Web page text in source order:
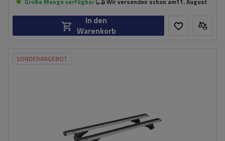
In den
Warenkorb
SONDERANGEBOT